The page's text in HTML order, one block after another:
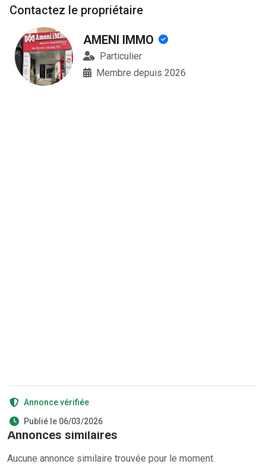
Contactez le propriétaire
AMENI IMMO
Particulier
Membre depuis 2026
Annonce vérifiée
Publié le 06/03/2026
Annonces similaires
Aucune annonce similaire trouvée pour le moment.